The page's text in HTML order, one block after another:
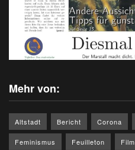
Mehr von:
Altstadt Bericht Corona
Feminismus Feuilleton Film